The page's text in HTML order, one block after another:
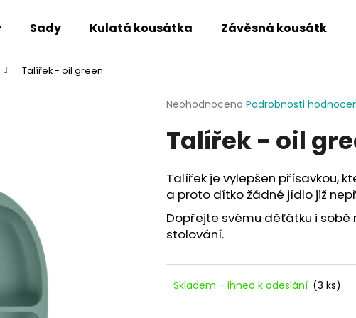
Sady Kulatá kousátka Závěsná kousátka
Talířek - oil green
Průměrné
produktu
z
5
hvězdiček.
Neohodnoceno Podrobnosti
Talířek - oil
Talířek je vylepšen přísavkou,
a proto dítko žádné jídlo již
Dopřejte svému děťátku i
stolování.
Skladem - ihned k odeslání (3 ks)
Co potřebujete najít?
HLEDAT